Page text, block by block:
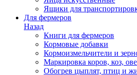
Ящики для
Для фермеров
Назад
Книги для фермеров
Кормовые добавки
Кормоизмельчители и
Маркировка коров, коз,
Обогрев цыплят, птиц и